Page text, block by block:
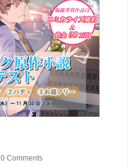
0 Comments